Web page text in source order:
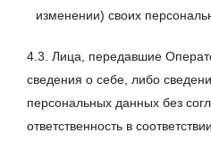
изменении) своих
4.3. Лица, передавшие
сведения о себе, либо
персональных данных без
ответственность в